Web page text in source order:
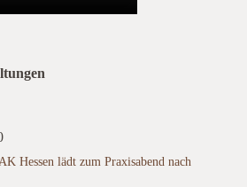
Hessen lädt zum Praxisabend nach